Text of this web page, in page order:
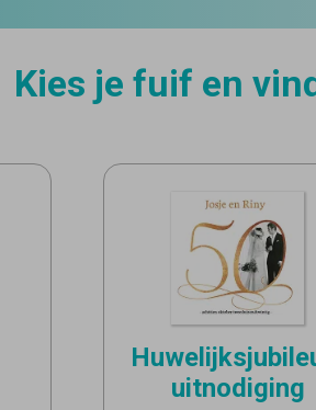
Kies je fuif en
uitnodiging